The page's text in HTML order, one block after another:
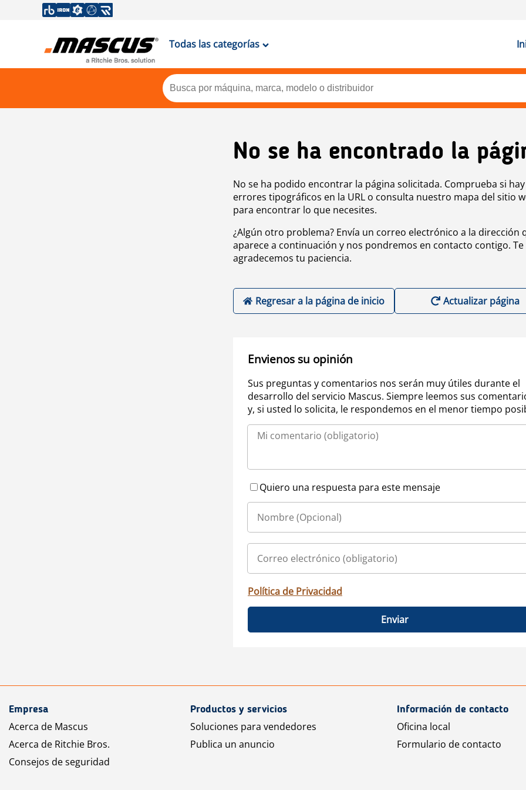
Todas las categorías
No se ha encontrado la
No se ha podido encontrar la página solicitada. Comprueba si hay
errores tipográficos en la URL o consulta nuestro mapa del sitio
para encontrar lo que necesites.
¿Algún otro problema? Envía un correo electrónico a la dirección
aparece a continuación y nos pondremos en contacto contigo. Te
agradecemos tu paciencia.
Regresar a la página de inicio Actualizar página
Envienos su opinión
Sus preguntas y comentarios nos serán muy útiles durante el
desarrollo del servicio Mascus. Siempre leemos sus
y, si usted lo solicita, le respondemos en el menor tiempo
Quiero una respuesta para este mensaje
Política de Privacidad
Enviar
Empresa
Acerca de Mascus
Acerca de Ritchie Bros.
Consejos de seguridad
Productos y servicios
Soluciones para vendedores
Publica un anuncio
Información de contacto
Oficina local
Formulario de contacto